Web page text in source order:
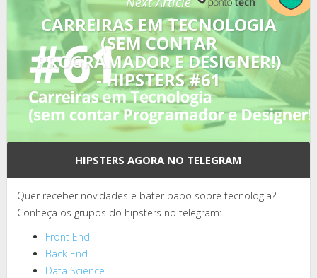
CARREIRAS EM TECNOLOGIA
(SEM CONTAR
PROGRAMADOR E DESIGNER!)
- HIPSTERS #61
HIPSTERS AGORA NO TELEGRAM
Quer receber novidades e bater papo sobre tecnologia?
Conheça os grupos do hipsters no telegram:
Front End
Back End
Data Science